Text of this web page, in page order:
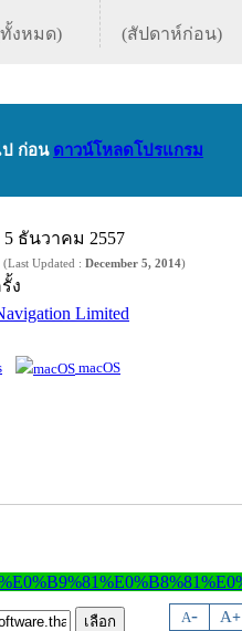
งหมด) (สัปดาห์ก่อน)
ก่อน ดาวน์โหลดโปรแกรม
ธันวาคม 2557
(Last Updated : December 5, 2014)
ง
Limited
macOS
A- A+